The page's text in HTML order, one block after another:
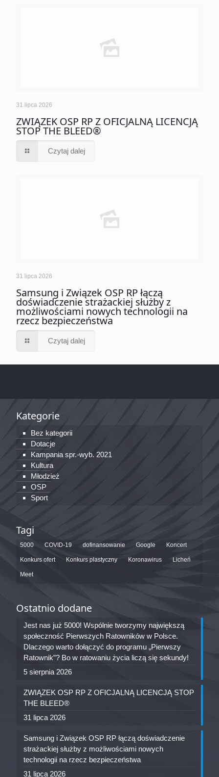
31 lipca 2026
ZWIĄZEK OSP RP Z OFICJALNĄ LICENCJĄ
STOP THE BLEED®
Czytaj dalej
31 lipca 2026
Samsung i Związek OSP RP łączą
doświadczenie strażackiej służby z
możliwościami nowych technologii na
rzecz bezpieczeństwa
Czytaj dalej
Kategorie
Bez kategorii
Dotacje
Kampania spr.-wyb. 2021
Kultura
Młodzież
OSP
Sport
Tagi
5000 COVID-19 dofinansowanie Google Koncert
Konkurs ofert Konkurs plastyczny Koronawirus Licheń
Meet
Ostatnio dodane
Jest nas już 5000! Wspólnie tworzymy największą
społeczność Pierwszych Ratowników w Polsce.
Dlaczego warto dołączyć do programu „Pierwszy
Ratownik”? Bo w ratowaniu życia liczą się sekundy!
5 sierpnia 2026
ZWIĄZEK OSP RP Z OFICJALNĄ LICENCJĄ STOP
THE BLEED®
31 lipca 2026
Samsung i Związek OSP RP łączą doświadczenie
strażackiej służby z możliwościami nowych
technologii na rzecz bezpieczeństwa
31 lipca 2026